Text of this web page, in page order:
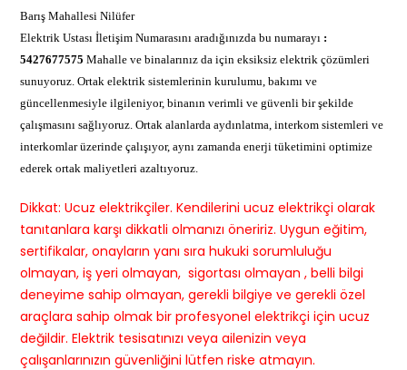
Barış Mahallesi Nilüfer
Elektrik Ustası İletişim Numarasını aradığınızda bu numarayı :
5427677575 Mahalle ve binalarınız da için eksiksiz elektrik çözümleri
sunuyoruz. Ortak elektrik sistemlerinin kurulumu, bakımı ve
güncellenmesiyle ilgileniyor, binanın verimli ve güvenli bir şekilde
çalışmasını sağlıyoruz. Ortak alanlarda aydınlatma, interkom sistemleri ve
interkomlar üzerinde çalışıyor, aynı zamanda enerji tüketimini optimize
ederek ortak maliyetleri azaltıyoruz.
Dikkat: Ucuz elektrikçiler. Kendilerini ucuz elektrikçi olarak
tanıtanlara karşı dikkatli olmanızı öneririz. Uygun eğitim,
sertifikalar, onayların yanı sıra hukuki sorumluluğu
olmayan, iş yeri olmayan, sigortası olmayan , belli bilgi
deneyime sahip olmayan, gerekli bilgiye ve gerekli özel
araçlara sahip olmak bir profesyonel elektrikçi için ucuz
değildir. Elektrik tesisatınızı veya ailenizin veya
çalışanlarınızın güvenliğini lütfen riske atmayın.